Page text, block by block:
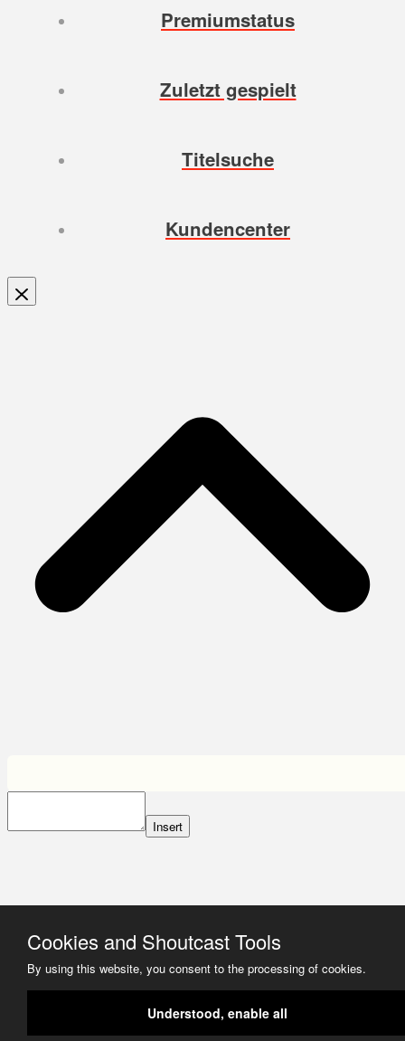
Premiumstatus
Zuletzt gespielt
Titelsuche
Kundencenter
Insert
Cookies and Shoutcast Tools
By using this website, you consent to the processing of cookies.
Understood, enable all